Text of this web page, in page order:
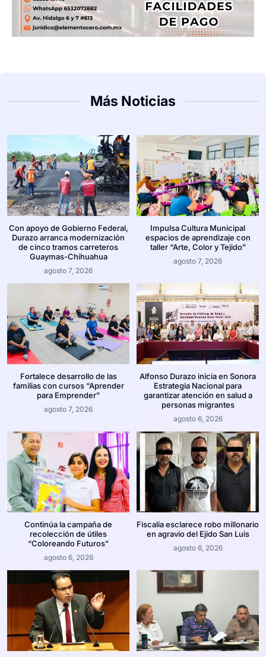
Más Noticias
Con apoyo de Gobierno Federal,
Durazo arranca modernización
de cinco tramos carreteros
Guaymas-Chihuahua
agosto 7, 2026
Impulsa Cultura Municipal
espacios de aprendizaje con
taller “Arte, Color y Tejido”
agosto 7, 2026
Fortalece desarrollo de las
familias con cursos “Aprender
para Emprender”
agosto 7, 2026
Alfonso Durazo inicia en Sonora
Estrategia Nacional para
garantizar atención en salud a
personas migrantes
agosto 6, 2026
Continúa la campaña de
recolección de útiles
“Coloreando Futuros”
agosto 6, 2026
Fiscalía esclarece robo millonario
en agravio del Ejido San Luis
agosto 6, 2026